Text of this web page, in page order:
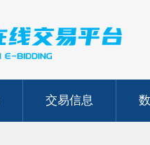
交易信息